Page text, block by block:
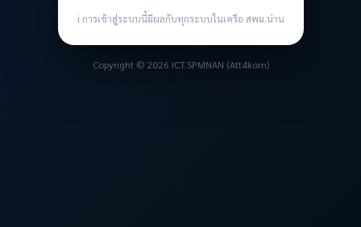
ℹ️ การเข้าสู่ระบบนี้มีผลกับทุกระบบในเครือ สพม.น่าน
Copyright © 2026 ICT.SPMNAN (Att4korn)